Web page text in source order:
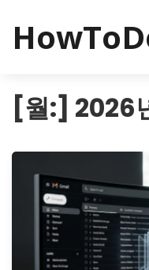
[월:] 2026